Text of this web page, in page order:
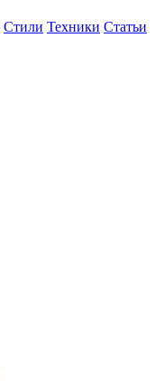
Стили Техники Статьи